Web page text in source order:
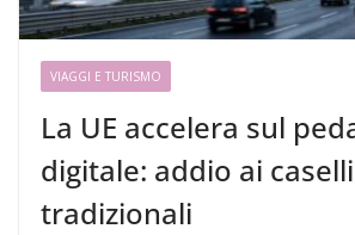
VIAGGI E TURISMO
La UE accelera sul
digitale: addio ai caselli
tradizionali